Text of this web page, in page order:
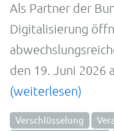
Als Partner der
Digitalisierung
den 19. Juni 2026
(weiterlesen)
Verschlüsselung